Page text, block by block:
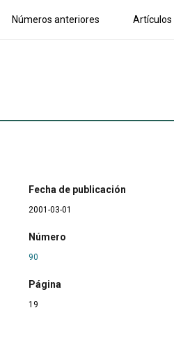
Números anteriores Artículos
Fecha de publicación
2001-03-01
Número
90
Página
19